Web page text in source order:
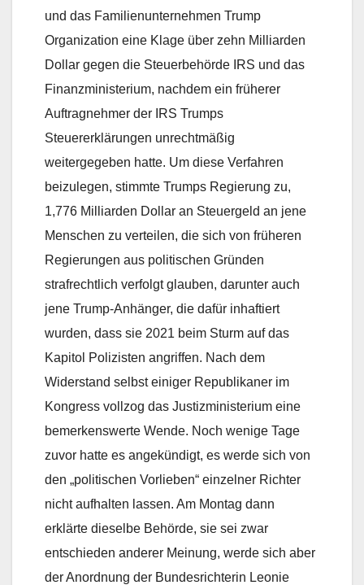
und das Familienunternehmen Trump
Organization eine Klage über zehn Milliarden
Dollar gegen die Steuerbehörde IRS und das
Finanzministerium, nachdem ein früherer
Auftragnehmer der IRS Trumps
Steuererklärungen unrechtmäßig
weitergegeben hatte. Um diese Verfahren
beizulegen, stimmte Trumps Regierung zu,
1,776 Milliarden Dollar an Steuergeld an jene
Menschen zu verteilen, die sich von früheren
Regierungen aus politischen Gründen
strafrechtlich verfolgt glauben, darunter auch
jene Trump-Anhänger, die dafür inhaftiert
wurden, dass sie 2021 beim Sturm auf das
Kapitol Polizisten angriffen. Nach dem
Widerstand selbst einiger Republikaner im
Kongress vollzog das Justizministerium eine
bemerkenswerte Wende. Noch wenige Tage
zuvor hatte es angekündigt, es werde sich von
den „politischen Vorlieben“ einzelner Richter
nicht aufhalten lassen. Am Montag dann
erklärte dieselbe Behörde, sie sei zwar
entschieden anderer Meinung, werde sich aber
der Anordnung der Bundesrichterin Leonie